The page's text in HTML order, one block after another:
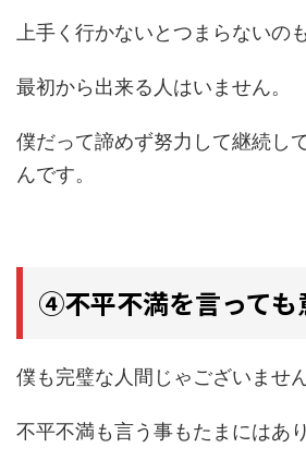
上手く行かないとつまらないの
最初から出来る人はいません。
僕だって諦めず努力して継続し
んです。
④不平不満を言っても
僕も完璧な人間じゃございません
不平不満も言う事もたまにはあり